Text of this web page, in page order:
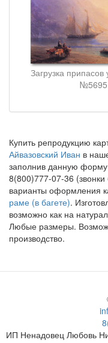
№5695
Купить репродукцию
Айвазовский Иван в
заполнив данную форму
8(800)777-07-36
варианты оформления
раме (в багете).
возможно как на
Любые размеры.
производство.
ИП Ненадовец Любовь